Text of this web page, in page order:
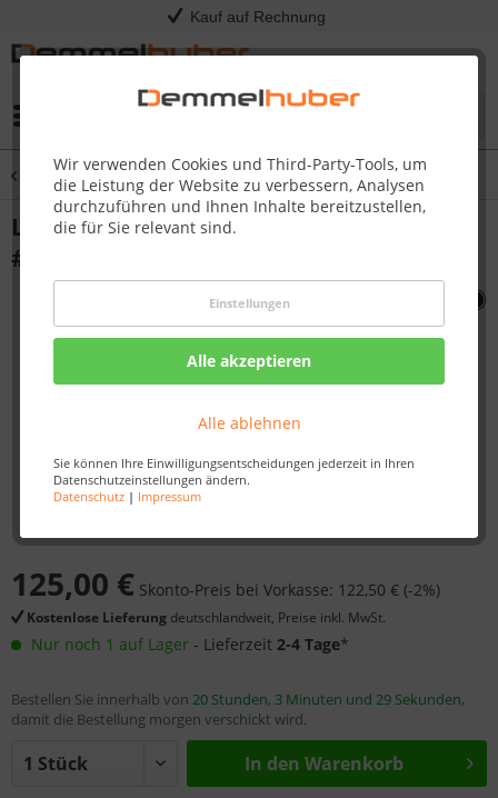
Kauf auf Rechnung
Wir verwenden Cookies und Third-Party-Tools, um
die Leistung der Website zu verbessern, Analysen
durchzuführen und Ihnen Inhalte bereitzustellen,
die für Sie relevant sind.
Einstellungen
Alle akzeptieren
Alle ablehnen
Sie können Ihre Einwilligungsentscheidungen jederzeit in Ihren
Datenschutzeinstellungen ändern.
Datenschutz| Impressum
Übersicht Sonstige Ersatzteile
LID ASSEMBLY BLUE TQ285TQ285X
#N010-0776-BL4HM
125,00 € Skonto-Preis bei Vorkasse: 122,50 € (-2%)
Kostenlose Lieferung deutschlandweit, Preise inkl. MwSt.
Nur noch 1 auf Lager - Lieferzeit 2-4 Tage*
Bestellen Sie innerhalb von 20 Stunden, 3 Minuten und 29 Sekunden,
damit die Bestellung morgen verschickt wird.
In den Warenkorb